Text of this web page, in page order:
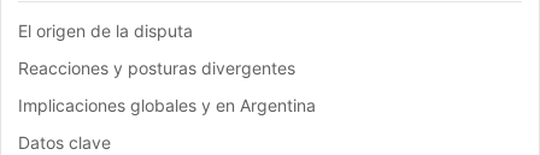
El origen de la disputa
Reacciones y posturas divergentes
Implicaciones globales y en Argentina
Datos clave